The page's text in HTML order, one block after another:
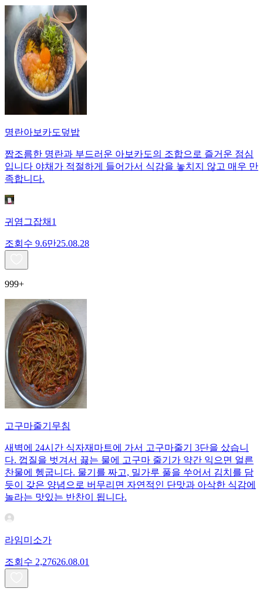
명란아보카도덮밥
짭조름한 명란과 부드러운 아보카도의 조합으로 즐거운 점심
입니다 야채가 적절하게 들어가서 식감을 놓치지 않고 매우 만
족합니다.
귀염그잡채1
조회수 9.6만25.08.28
999+
고구마줄기무침
새벽에 24시간 식자재마트에 가서 고구마줄기 3단을 샀습니
다. 껍질을 벗겨서 끓는 물에 고구마 줄기가 약간 익으면 얼른
찬물에 헹굽니다. 물기를 짜고, 밀가루 풀을 쑤어서 김치를 담
듯이 갖은 양념으로 버무리면 자연적인 단맛과 아삭한 식감에
놀라는 맛있는 반찬이 됩니다.
라임미소가
조회수 2,27626.08.01